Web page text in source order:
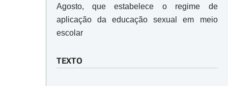
Agosto, que estabelece o regime de
aplicação da educação sexual em meio
escolar
TEXTO